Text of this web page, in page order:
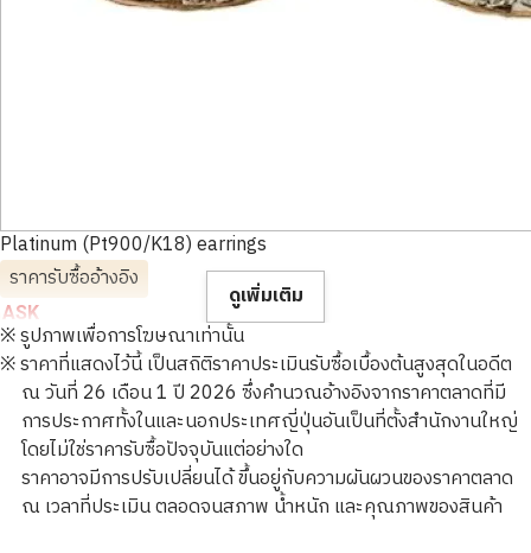
Platinum (Pt900/K18) earrings
ราคารับซื้ออ้างอิง
ASK
ดูเพิ่มเติม
※ รูปภาพเพื่อการโฆษณาเท่านั้น
※ ราคาที่แสดงไว้นี้ เป็นสถิติราคาประเมินรับซื้อเบื้องต้นสูงสุดในอดีต
ณ วันที่ 26 เดือน 1 ปี 2026 ซึ่งคำนวณอ้างอิงจากราคาตลาดที่มี
การประกาศทั้งในและนอกประเทศญี่ปุ่นอันเป็นที่ตั้งสำนักงานใหญ่
โดยไม่ใช่ราคารับซื้อปัจจุบันแต่อย่างใด
ราคาอาจมีการปรับเปลี่ยนได้ ขึ้นอยู่กับความผันผวนของราคาตลาด
ณ เวลาที่ประเมิน ตลอดจนสภาพ น้ำหนัก และคุณภาพของสินค้า